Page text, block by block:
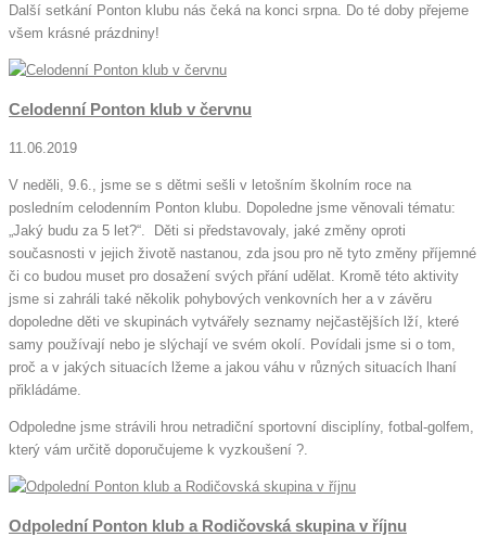
Další setkání Ponton klubu nás čeká na konci srpna. Do té doby přejeme
všem krásné prázdniny!
Celodenní Ponton klub v červnu
11.06.2019
V neděli, 9.6., jsme se s dětmi sešli v letošním školním roce na
posledním celodenním Ponton klubu. Dopoledne jsme věnovali tématu:
„Jaký budu za 5 let?“. Děti si představovaly, jaké změny oproti
současnosti v jejich životě nastanou, zda jsou pro ně tyto změny příjemné
či co budou muset pro dosažení svých přání udělat. Kromě této aktivity
jsme si zahráli také několik pohybových venkovních her a v závěru
dopoledne děti ve skupinách vytvářely seznamy nejčastějších lží, které
samy používají nebo je slýchají ve svém okolí. Povídali jsme si o tom,
proč a v jakých situacích lžeme a jakou váhu v různých situacích lhaní
přikládáme.
Odpoledne jsme strávili hrou netradiční sportovní disciplíny, fotbal-golfem,
který vám určitě doporučujeme k vyzkoušení ?.
Odpolední Ponton klub a Rodičovská skupina v říjnu